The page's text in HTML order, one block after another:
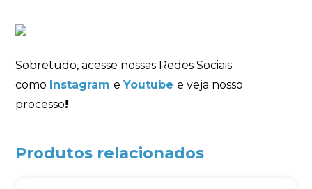
Sobretudo, acesse nossas Redes Sociais
como Instagram eYoutube e veja nosso
processo!
Produtos relacionados